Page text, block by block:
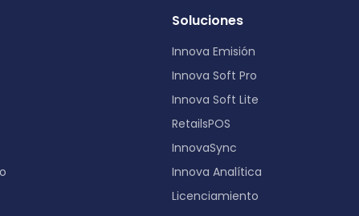
Soluciones
Innova Emisión
Innova Soft Pro
Innova Soft Lite
RetailsPOS
InnovaSync
Innova Analítica
Licenciamiento